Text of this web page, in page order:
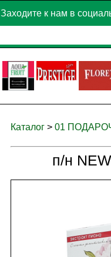
Заходите к нам в
Каталог > 01
п/н